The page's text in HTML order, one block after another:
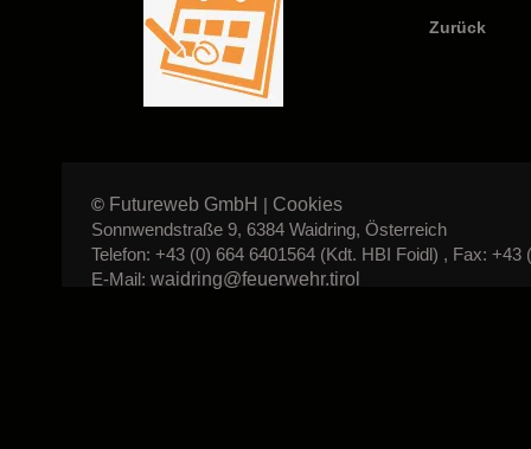
Zurück
© Futureweb GmbH | Cookies
Sonnwendstraße 9, 6384 Waidring, Österreich
Telefon: +43 (0) 664 6401564 (Kdt. HBI Foidl) , Fax: +43
E-Mail: waidring@feuerwehr.tirol